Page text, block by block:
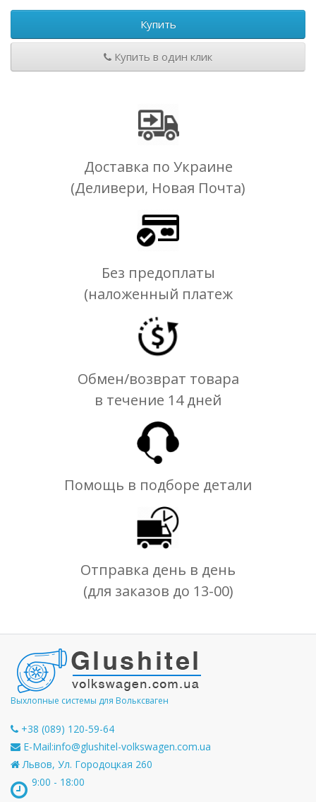
Купить
Купить в один клик
Доставка по Украине
(Деливери, Новая Почта)
Без предоплаты
(наложенный платеж
Обмен/возврат товара
в течение 14 дней
Помощь в подборе детали
Отправка день в день
(для заказов до 13-00)
Выхлопные системы для Вольксваген
+38 (089) 120-59-64
E-Mail:info@glushitel-volkswagen.com.ua
Львов, Ул. Городоцкая 260
9:00 - 18:00